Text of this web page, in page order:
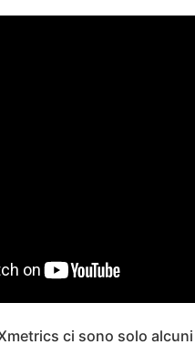
ci sono solo